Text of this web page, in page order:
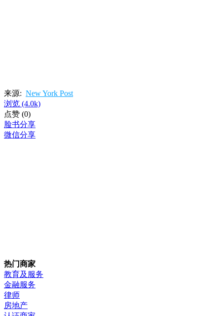
来源: New York Post
浏览 (4.0k)
点赞 (0)
脸书分享
微信分享
热门商家
教育及服务
金融服务
律师
房地产